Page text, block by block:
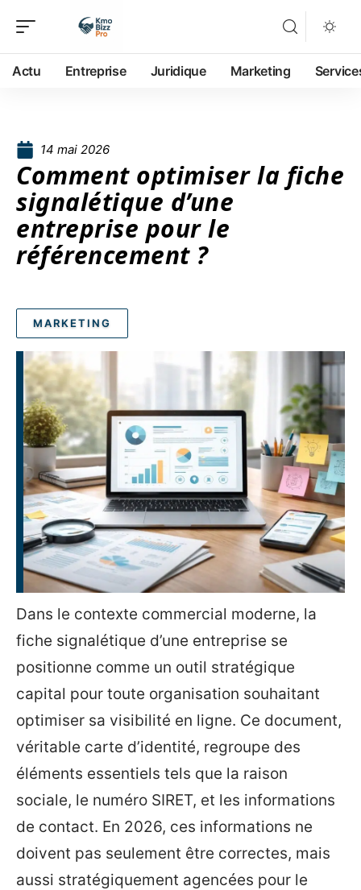
Actu Entreprise Juridique Marketing
14 mai 2026
Comment optimiser la fiche
signalétique d’une
entreprise pour le
référencement ?
MARKETING
Dans le contexte commercial moderne, la
fiche signalétique d’une entreprise se
positionne comme un outil stratégique
capital pour toute organisation souhaitant
optimiser sa visibilité en ligne. Ce document,
véritable carte d’identité, regroupe des
éléments essentiels tels que la raison
sociale, le numéro SIRET, et les informations
de contact. En 2026, ces informations ne
doivent pas seulement être correctes, mais
aussi stratégiquement agencées pour le